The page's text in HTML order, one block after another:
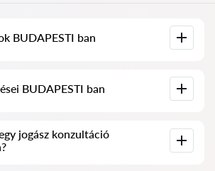
BUDAPESTI ban
értékelések, telefonszám és cím.
BUDAPESTI ban
a negatív véleményeket, és nincs
azokat.
jogász konzultáció